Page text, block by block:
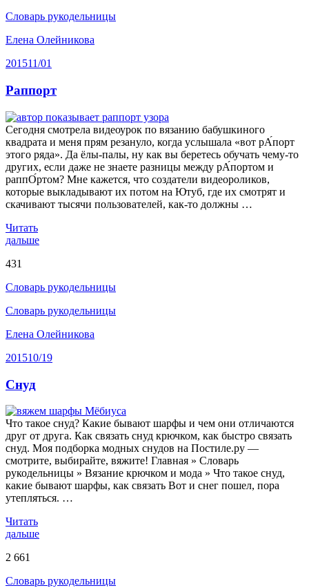
Словарь рукодельницы
Елена Олейникова
201511/01
Раппорт
Сегодня смотрела видеоурок по вязанию бабушкиного
квадрата и меня прям резануло, когда услышала «вот рА́порт
этого ряда». Да ёлы-палы, ну как вы беретесь обучать чему-то
других, если даже не знаете разницы между рА́портом и
раппО́ртом? Мне кажется, что создатели видеороликов,
которые выкладывают их потом на Ютуб, где их смотрят и
скачивают тысячи пользователей, как-то должны …
Читать
дальше
431
Словарь рукодельницы
Словарь рукодельницы
Елена Олейникова
201510/19
Снуд
Что такое снуд? Какие бывают шарфы и чем они отличаются
друг от друга. Как связать снуд крючком, как быстро связать
снуд. Моя подборка модных снудов на Постиле.ру —
смотрите, выбирайте, вяжите! Главная » Словарь
рукодельницы » Вязание крючком и мода » Что такое снуд,
какие бывают шарфы, как связать Вот и снег пошел, пора
утепляться. …
Читать
дальше
2 661
Словарь рукодельницы